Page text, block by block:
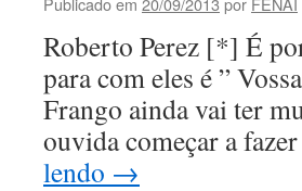
Roberto Perez [*] É
para com eles é ”
Frango ainda vai ter
ouvida começar a
lendo →